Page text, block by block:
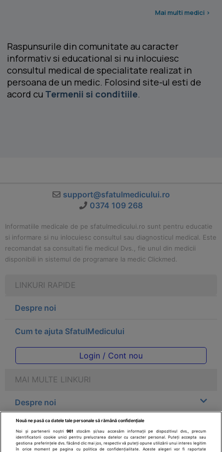
Mai multi medici >
Raspunsurile din comunitate au caracter
informativ si educational si nu inlocuiesc
consultul medical de specialitate realizat in
persoana de un medic. Folosind site-ul esti de
acord cu Termenii si conditiile.
support@sfatulmedicului.ro
0374 109 268
Informatiile medicale de pe sfatulmedicului.ro sunt pentru educatie
si informare si nu inlocuiesc consultul sau diagnosticul medical. Este
recomandat sa consultati fie medicul Dvs., fie unul din medicii
disponibili in sistemul de programare la medic Clickmed.
LINKURI RAPIDE
Despre noi
Cum te ajuta SfatulMedicului
Login / Cont nou
MAI MULTE LINKURI
Despre noi
Legal
Drepturile consumatorului
Nouă ne pasă ca datele tale personale să rămână confidențiale
Noi și partenerii noștri961
stocăm și/sau accesăm informații pe dispozitivul dvs., precum
identificatorii cookie unici pentru prelucrarea datelor cu caracter personal. Puteți accepta sau
gestiona preferințele dvs. făcând clic mai jos, respectiv vă puteți opune utilizării unui interes legitim
în orice moment pe pagina cu politica de confidențialitate. Aceste alegeri vor fi raportate